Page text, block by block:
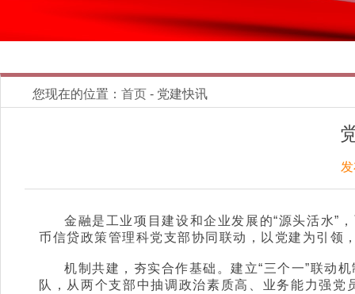
您现在的位置： 首页 - 党建快讯
金融是工业项目建设和企业发展的“源头活水”
币信贷政策管理科党支部协同联动，以党建为引领
机制共建，夯实合作基础。建立“三个一”联动
队，从两个支部中抽调政治素质高、业务能力强